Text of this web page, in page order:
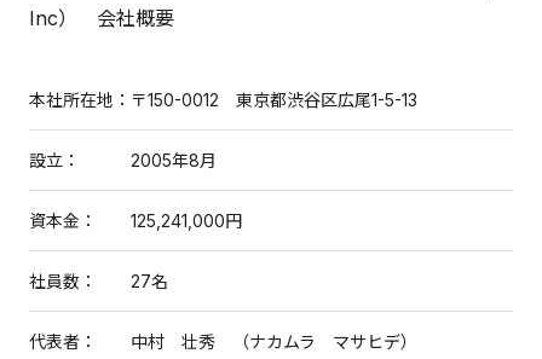
Inc） 会社概要
本社所在地： 〒150-0012 東京都渋谷区広尾1-5-13
設立： 2005年8月
資本金： 125,241,000円
社員数： 27名
代表者： 中村 壮秀 （ナカムラ マサヒデ）